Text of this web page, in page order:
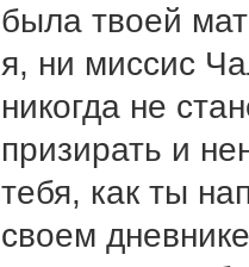
была твоей
я, ни миссис
никогда не
призирать и
тебя, как ты
своем